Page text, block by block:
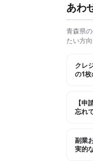
あわ
青森県
たい方
クレ
の1
【
忘れ
副業
実的